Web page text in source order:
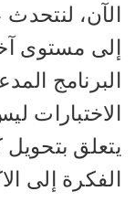
لنتحدث
مستوى
ليس
بتحويل
إلى